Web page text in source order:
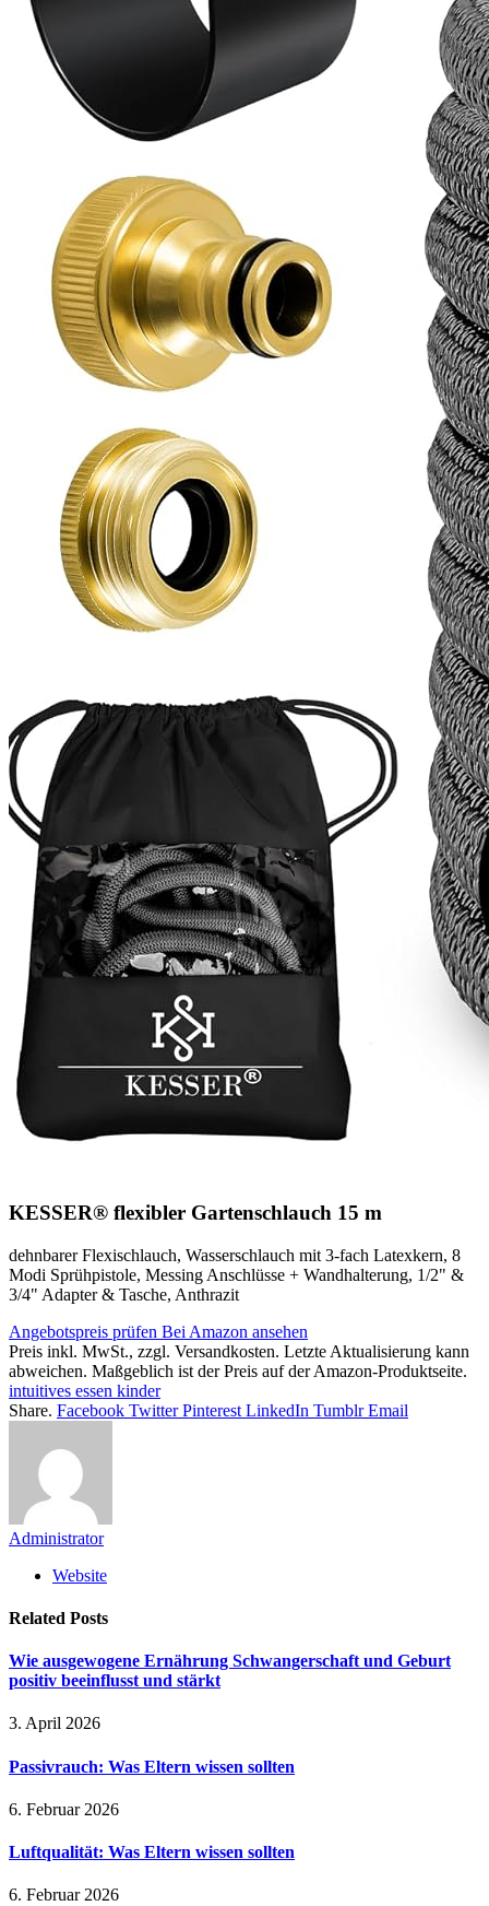
KESSER® flexibler Gartenschlauch 15 m
dehnbarer Flexischlauch, Wasserschlauch mit 3-fach Latexkern, 8
Modi Sprühpistole, Messing Anschlüsse + Wandhalterung, 1/2" &
3/4" Adapter & Tasche, Anthrazit
Angebotspreis prüfen Bei Amazon ansehen
Preis inkl. MwSt., zzgl. Versandkosten. Letzte Aktualisierung kann
abweichen. Maßgeblich ist der Preis auf der Amazon-Produktseite.
intuitives essen kinder
Share. Facebook Twitter Pinterest LinkedIn Tumblr Email
Administrator
Website
Related Posts
Wie ausgewogene Ernährung Schwangerschaft und Geburt
positiv beeinflusst und stärkt
3. April 2026
Passivrauch: Was Eltern wissen sollten
6. Februar 2026
Luftqualität: Was Eltern wissen sollten
6. Februar 2026